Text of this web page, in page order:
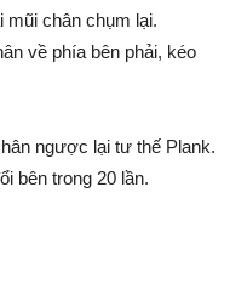
mũi chân chụm lại.
về phía bên phải, kéo
ngược lại tư thế Plank.
bên trong 20 lần.